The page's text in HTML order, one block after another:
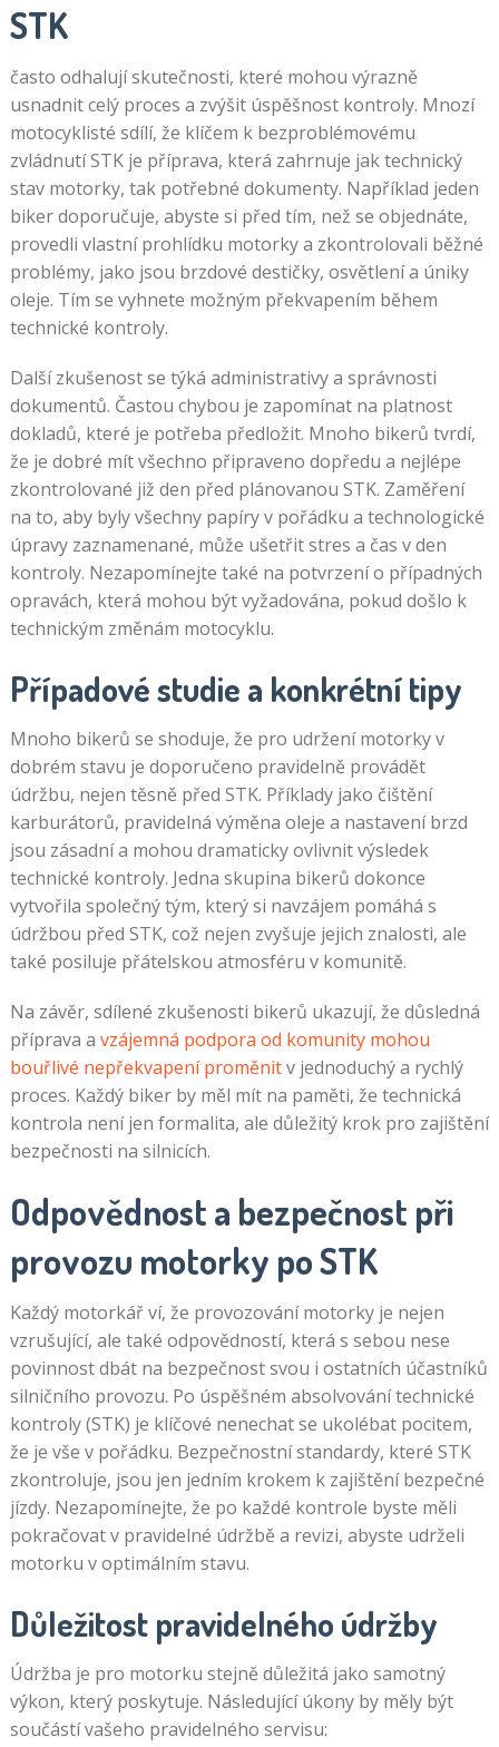
STK
často odhalují skutečnosti, které mohou výrazně
usnadnit celý proces a zvýšit úspěšnost kontroly. Mnozí
motocyklisté sdílí, že klíčem k bezproblémovému
zvládnutí STK je příprava, která zahrnuje jak technický
stav motorky, tak potřebné dokumenty. Například jeden
biker doporučuje, abyste si před tím, než se objednáte,
provedli vlastní prohlídku motorky a zkontrolovali běžné
problémy, jako jsou brzdové destičky, osvětlení a úniky
oleje. Tím se vyhnete možným překvapením během
technické kontroly.
Další zkušenost se týká administrativy a správnosti
dokumentů. Častou chybou je zapomínat na platnost
dokladů, které je potřeba předložit. Mnoho bikerů tvrdí,
že je dobré mít všechno připraveno dopředu a nejlépe
zkontrolované již den před plánovanou STK. Zaměření
na to, aby byly všechny papíry v pořádku a technologické
úpravy zaznamenané, může ušetřit stres a čas v den
kontroly. Nezapomínejte také na potvrzení o případných
opravách, která mohou být vyžadována, pokud došlo k
technickým změnám motocyklu.
Případové studie a konkrétní tipy
Mnoho bikerů se shoduje, že pro udržení motorky v
dobrém stavu je doporučeno pravidelně provádět
údržbu, nejen těsně před STK. Příklady jako čištění
karburátorů, pravidelná výměna oleje a nastavení brzd
jsou zásadní a mohou dramaticky ovlivnit výsledek
technické kontroly. Jedna skupina bikerů dokonce
vytvořila společný tým, který si navzájem pomáhá s
údržbou před STK, což nejen zvyšuje jejich znalosti, ale
také posiluje přátelskou atmosféru v komunitě.
Na závěr, sdílené zkušenosti bikerů ukazují, že důsledná
příprava a vzájemná podpora od komunity mohou
bouřlivé nepřekvapení proměnitv jednoduchý a rychlý
proces. Každý biker by měl mít na paměti, že technická
kontrola není jen formalita, ale důležitý krok pro zajištění
bezpečnosti na silnicích.
Odpovědnost a bezpečnost při
provozu motorky po STK
Každý motorkář ví, že provozování motorky je nejen
vzrušující, ale také odpovědností, která s sebou nese
povinnost dbát na bezpečnost svou i ostatních účastníků
silničního provozu. Po úspěšném absolvování technické
kontroly (STK) je klíčové nenechat se ukolébat pocitem,
že je vše v pořádku. Bezpečnostní standardy, které STK
zkontroluje, jsou jen jedním krokem k zajištění bezpečné
jízdy. Nezapomínejte, že po každé kontrole byste měli
pokračovat v pravidelné údržbě a revizi, abyste udrželi
motorku v optimálním stavu.
Důležitost pravidelného údržby
Údržba je pro motorku stejně důležitá jako samotný
výkon, který poskytuje. Následující úkony by měly být
součástí vašeho pravidelného servisu: